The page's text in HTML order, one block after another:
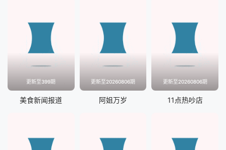
20241021 20241104
20241205
更新至399期
美食新闻报道
更新至20260806期
阿姐万岁
更新至20260806期
11点热吵店